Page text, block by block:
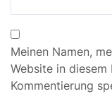
Meinen Namen,
Website in
Kommentierung